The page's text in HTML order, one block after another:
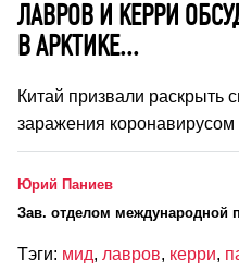
ЛАВРОВ И КЕРРИ
В АРКТИКЕ...
Китай призвали раскрыть
заражения коронавирусом
Юрий Паниев
Зав. отделом международной
Тэги: мид, лавров, керри,